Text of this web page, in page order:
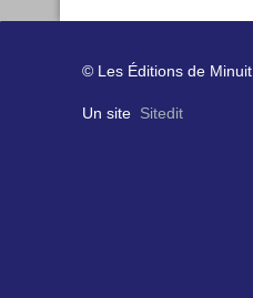
© Les Éditions de Minuit.
Un site Sitedit